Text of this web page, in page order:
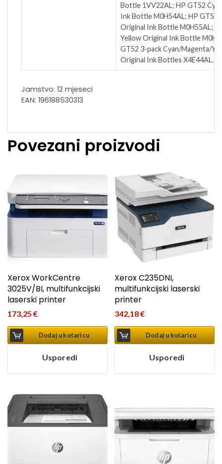
Bottle 1VV22AL; HP GT52
Ink Bottle M0H54AL; HP GT52
Original Ink Bottle M0H55AL;
Yellow Original Ink Bottle
GT52 3-pack Cyan/Magenta/
Original Ink Bottles X4E44AL.
Jamstvo: 12 mjeseci
EAN: 196188530313
Povezani proizvodi
Xerox WorkCentre
3025V/BI, multifunkcijski
laserski printer
173,25 €
Dodaj u košaricu
Usporedi
Xerox C235DNI,
multifunkcijski laserski
printer
342,18€
Dodaj u košaricu
Usporedi